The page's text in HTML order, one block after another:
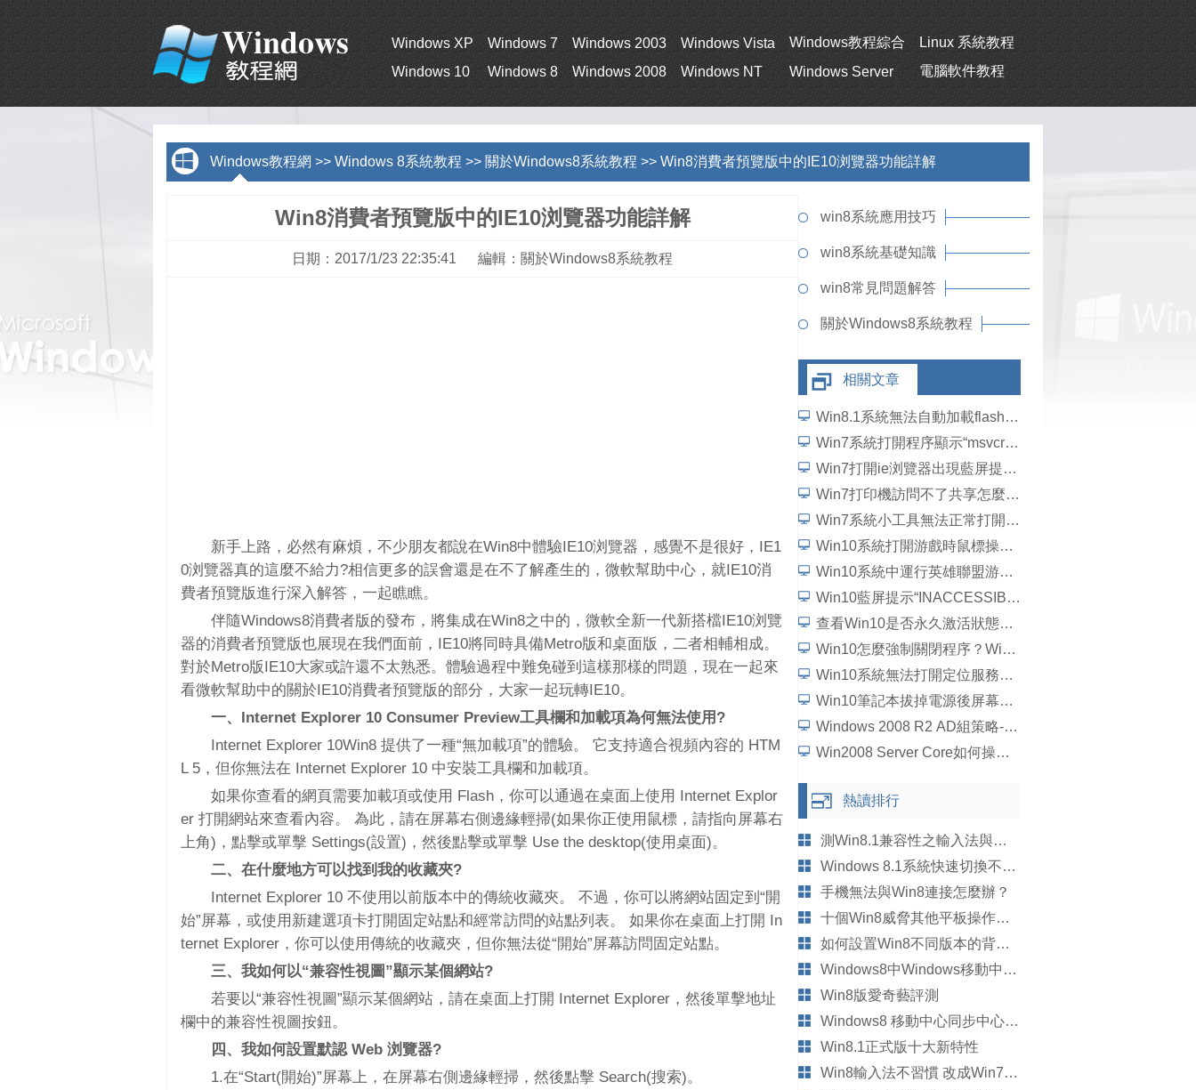
Windows XP Windows 7 Windows 2003 Windows Vista Windows教程綜合
Linux 系統教程
Windows 10
Windows 8 Windows 2008 Windows NT Windows Server 電腦軟件教程
Windows教程網 >> Windows 8系統教程 >> 關於Windows8系統教程 >> Win8消費者預覽版中的IE10浏覽器功能詳解
Win8消費者預覽版中的IE10浏覽器功能詳解
日期：2017/1/23 22:35:41 編輯：關於Windows8系統教程
新手上路，必然有麻煩，不少朋友都說在Win8中體驗IE10浏覽器，感覺不是很好，IE1
0浏覽器真的這麼不給力?相信更多的誤會還是在不了解產生的，微軟幫助中心，就IE10消
費者預覽版進行深入解答，一起瞧瞧。
伴隨Windows8消費者版的發布，將集成在Win8之中的，微軟全新一代新搭檔IE10浏覽
器的消費者預覽版也展現在我們面前，IE10將同時具備Metro版和桌面版，二者相輔相成。
對於Metro版IE10大家或許還不太熟悉。體驗過程中難免碰到這樣那樣的問題，現在一起來
看微軟幫助中的關於IE10消費者預覽版的部分，大家一起玩轉IE10。
一、Internet Explorer 10 Consumer Preview工具欄和加載項為何無法使用?
Internet Explorer 10Win8 提供了一種“無加載項”的體驗。 它支持適合視頻內容的 HTM
L 5，但你無法在 Internet Explorer 10 中安裝工具欄和加載項。
如果你查看的網頁需要加載項或使用 Flash，你可以通過在桌面上使用 Internet Explor
er 打開網站來查看內容。 為此，請在屏幕右側邊緣輕掃(如果你正使用鼠標，請指向屏幕右
上角)，點擊或單擊 Settings(設置)，然後點擊或單擊 Use the desktop(使用桌面)。
二、在什麼地方可以找到我的收藏夾?
Internet Explorer 10 不使用以前版本中的傳統收藏夾。 不過，你可以將網站固定到“開
始”屏幕，或使用新建選項卡打開固定站點和經常訪問的站點列表。 如果你在桌面上打開 In
ternet Explorer，你可以使用傳統的收藏夾，但你無法從“開始”屏幕訪問固定站點。
三、我如何以“兼容性視圖”顯示某個網站?
若要以“兼容性視圖”顯示某個網站，請在桌面上打開 Internet Explorer，然後單擊地址
欄中的兼容性視圖按鈕。
四、我如何設置默認 Web 浏覽器?
1.在“Start(開始)”屏幕上，在屏幕右側邊緣輕掃，然後點擊 Search(搜索)。
win8系統應用技巧
win8系統基礎知識
win8常見問題解答
關於Windows8系統教程
相關文章
Win8.1系統無法自動加載flash插件如何解決？
Win7系統打開程序顯示“msvcrtd.dll丟失無法啟動程序”怎麼解決
Win7打開ie浏覽器出現藍屏提示“錯誤代碼c0000145”如何解決？
Win7打印機訪問不了共享怎麼辦？
Win7系統小工具無法正常打開如何解決？
Win10系統打開游戲時鼠標操作延遲了怎麼解決？
Win10系統中運行英雄聯盟游戲崩潰、閃退問題怎麼解決？
Win10藍屏提示“INACCESSIBLE_BOOT_DEVICE”怎麼處理？
查看Win10是否永久激活狀態的方法
Win10怎麼強制關閉程序？Win10強行關閉電腦程序的方法
Win10系統無法打開定位服務怎麼辦？
Win10筆記本拔掉電源後屏幕變暗如何解決？
Windows 2008 R2 AD組策略-統一域用戶桌面背景詳細圖文教程
Win2008 Server Core如何操作？5個步驟學會Win2008 Server Core操作
熱讀排行
測Win8.1兼容性之輸入法與社交軟件
Windows 8.1系統快速切換不同賬戶的方法
手機無法與Win8連接怎麼辦？
十個Win8威脅其他平板操作系統的原因
如何設置Win8不同版本的背景圖片
Windows8中Windows移動中心顯示亮度設置
Win8版愛奇藝評測
Windows8 移動中心同步中心設置
Win8.1正式版十大新特性
Win8輸入法不習慣 改成Win7版輸入模式